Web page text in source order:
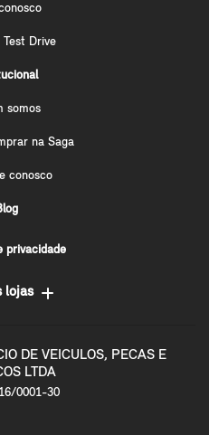
Test Drive
somos
na Saga
conosco
privacidade
lojas
DE VEICULOS, PECAS E
LTDA
0001-30